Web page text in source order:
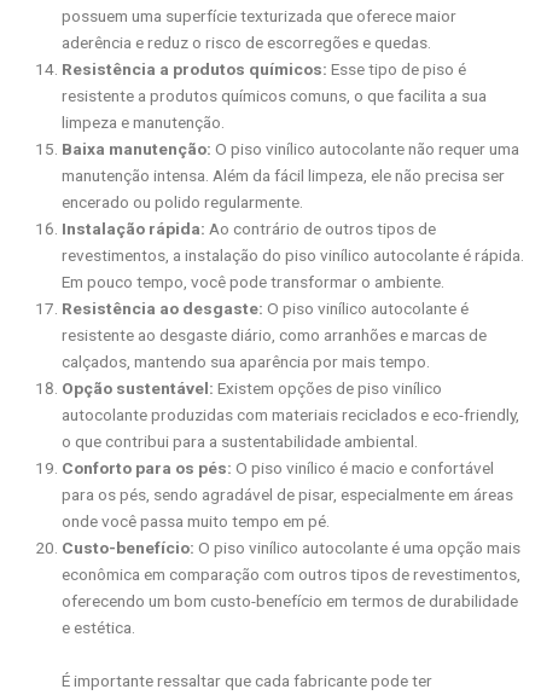
possuem uma superfície texturizada que oferece maior
aderência e reduz o risco de escorregões e quedas.
Resistência a produtos químicos:Esse tipo de piso é
resistente a produtos químicos comuns, o que facilita a sua
limpeza e manutenção.
Baixa manutenção: O piso vinílico autocolante não requer uma
manutenção intensa. Além da fácil limpeza, ele não precisa ser
encerado ou polido regularmente.
Instalação rápida: Ao contrário de outros tipos de
revestimentos, a instalação do piso vinílico autocolante é rápida.
Em pouco tempo, você pode transformar o ambiente.
Resistência ao desgaste: O piso vinílico autocolante é
resistente ao desgaste diário, como arranhões e marcas de
calçados, mantendo sua aparência por mais tempo.
Opção sustentável: Existem opções de piso vinílico
autocolante produzidas com materiais reciclados e eco-friendly,
o que contribui para a sustentabilidade ambiental.
Conforto para os pés: O piso vinílico é macio e confortável
para os pés, sendo agradável de pisar, especialmente em áreas
onde você passa muito tempo em pé.
Custo-benefício:O piso vinílico autocolante é uma opção mais
econômica em comparação com outros tipos de revestimentos,
oferecendo um bom custo-benefício em termos de durabilidade
e estética.
É importante ressaltar que cada fabricante pode ter